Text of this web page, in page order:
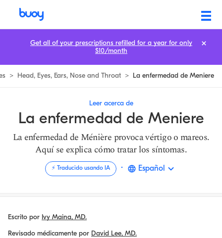
> Head, Eyes, Ears, Nose and Throat > La enfermedad de Meniere
Leer acerca de
La enfermedad de Meniere
La enfermedad de Ménière provoca vértigo o mareos.
Aquí se explica cómo tratar los síntomas.
⚡️ Traducido usando IA · Español
Escrito por Ivy Maina, MD.
Revisado médicamente por David Lee, MD.
Get all of your prescriptions refilled for a year for only
$10/month